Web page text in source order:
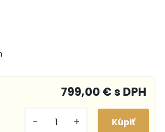
799,00 € s DPH
- +